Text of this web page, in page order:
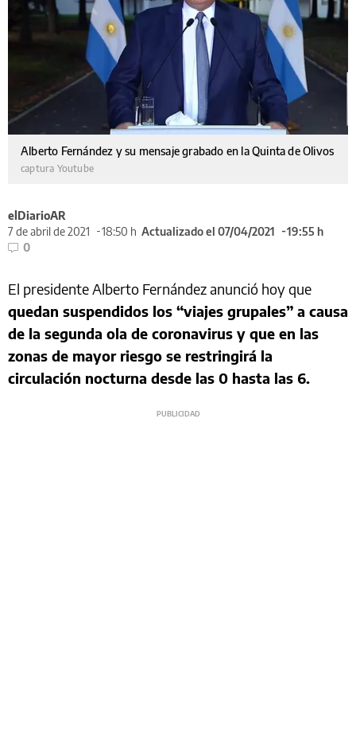
Alberto Fernández y su mensaje grabado en la Quinta de Olivos
captura Youtube
elDiarioAR
7 de abril de 2021
18:50 h Actualizado el 07/04/2021
19:55 h
0
El presidente Alberto Fernández anunció hoy que
quedan suspendidos los “viajes grupales” a causa
de la segunda ola de coronavirus y que en las
zonas de mayor riesgo se restringirá la
circulación nocturna desde las 0 hasta las 6.